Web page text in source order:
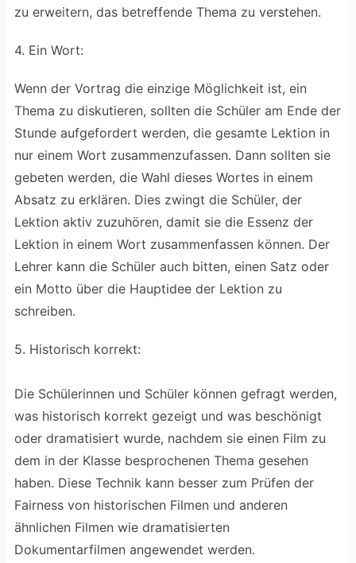
zu erweitern, das betreffende Thema zu verstehen.
4. Ein Wort:
Wenn der Vortrag die einzige Möglichkeit ist, ein
Thema zu diskutieren, sollten die Schüler am Ende der
Stunde aufgefordert werden, die gesamte Lektion in
nur einem Wort zusammenzufassen. Dann sollten sie
gebeten werden, die Wahl dieses Wortes in einem
Absatz zu erklären. Dies zwingt die Schüler, der
Lektion aktiv zuzuhören, damit sie die Essenz der
Lektion in einem Wort zusammenfassen können. Der
Lehrer kann die Schüler auch bitten, einen Satz oder
ein Motto über die Hauptidee der Lektion zu
schreiben.
5. Historisch korrekt:
Die Schülerinnen und Schüler können gefragt werden,
was historisch korrekt gezeigt und was beschönigt
oder dramatisiert wurde, nachdem sie einen Film zu
dem in der Klasse besprochenen Thema gesehen
haben. Diese Technik kann besser zum Prüfen der
Fairness von historischen Filmen und anderen
ähnlichen Filmen wie dramatisierten
Dokumentarfilmen angewendet werden.